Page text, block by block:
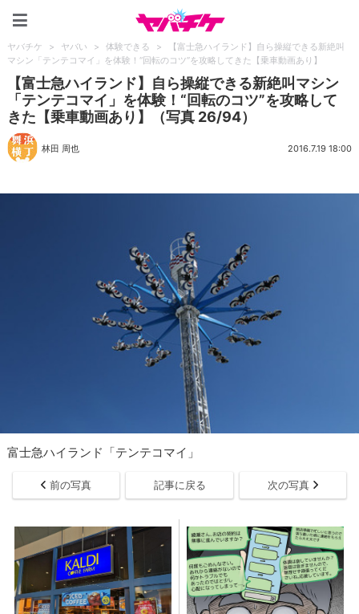
ヤバチケ > ヤバい > 体験できる >
【富士急ハイランド】自ら操縦できる新絶叫
マシン「テンテコマイ」を体験！“回転のコツ”を攻略してきた【乗車動画あり】
【富士急ハイランド】自ら操縦できる新絶叫マシン
「テンテコマイ」を体験！“回転のコツ”を攻略して
きた【乗車動画あり】（写真 26/94）
林田 周也 2016.7.19 18:00
富士急ハイランド「テンテコマイ」
前の写真 記事に戻る 次の写真